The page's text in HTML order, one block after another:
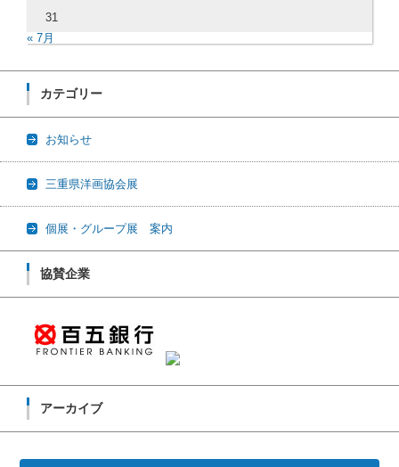
31
« 7月
カテゴリー
お知らせ
三重県洋画協会展
個展・グループ展 案内
協賛企業
アーカイブ